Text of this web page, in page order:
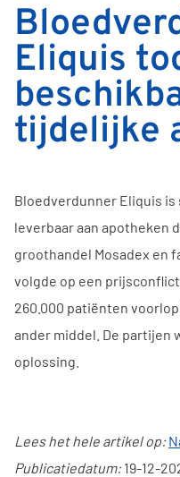
Eliquis
tijdelijke
Bloedverdunner Eliquis is
leverbaar aan apotheken
groothandel Mosadex en
volgde op een
260.000 patiënten
ander middel. De partijen
oplossing.
Lees het hele artikel op:
Publicatiedatum:19-12-